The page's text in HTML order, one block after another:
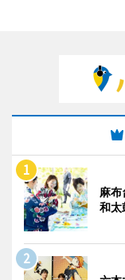
麻
和太